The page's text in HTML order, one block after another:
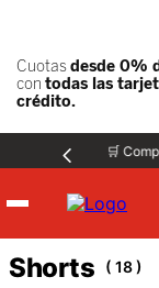
🛒
Hombre
Shorts 18